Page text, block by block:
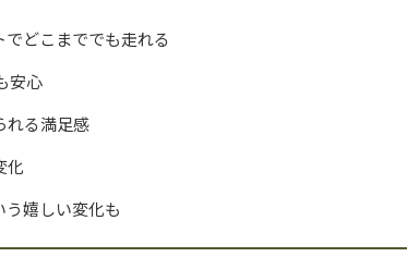
どこまででも走れる
安心
れる満足感
化
う嬉しい変化も